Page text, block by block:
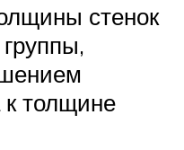
стенок
толщине